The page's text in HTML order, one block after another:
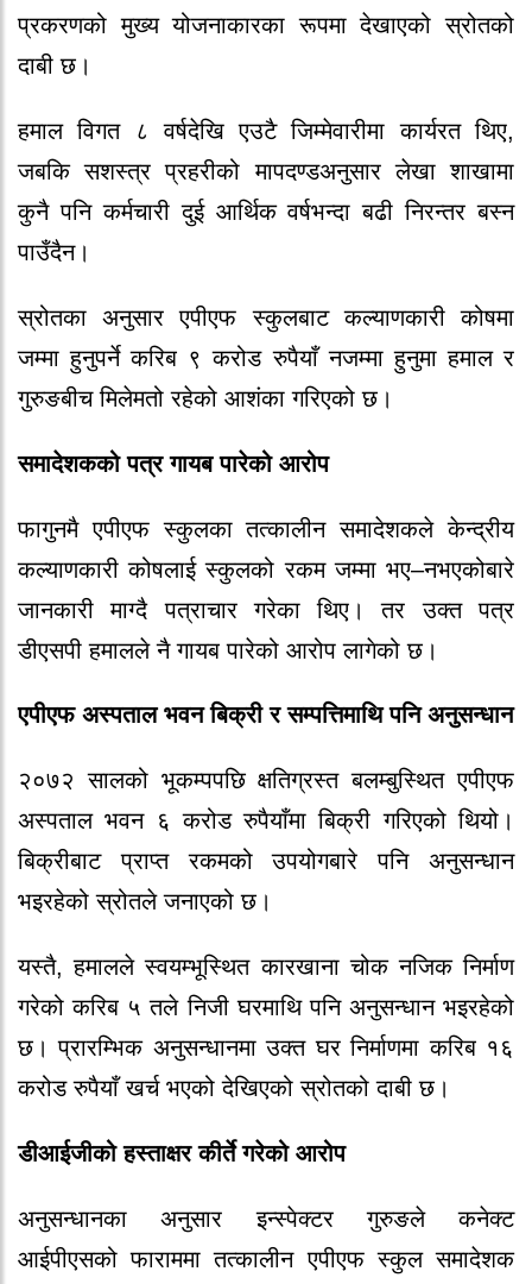
प्रकरणको मुख्य योजनाकारका रूपमा देखाएको स्रोतको
दाबी छ।
हमाल विगत ८ वर्षदेखि एउटै जिम्मेवारीमा कार्यरत थिए,
जबकि सशस्त्र प्रहरीको मापदण्डअनुसार लेखा शाखामा
कुनै पनि कर्मचारी दुई आर्थिक वर्षभन्दा बढी निरन्तर बस्न
पाउँदैन।
स्रोतका अनुसार एपीएफ स्कुलबाट कल्याणकारी कोषमा
जम्मा हुनुपर्ने करिब ९ करोड रुपैयाँ नजम्मा हुनुमा हमाल र
गुरुङबीच मिलेमतो रहेको आशंका गरिएको छ।
समादेशकको पत्र गायब पारेको आरोप
फागुनमै एपीएफ स्कुलका तत्कालीन समादेशकले केन्द्रीय
कल्याणकारी कोषलाई स्कुलको रकम जम्मा भए–नभएकोबारे
जानकारी माग्दै पत्राचार गरेका थिए। तर उक्त पत्र
डीएसपी हमालले नै गायब पारेको आरोप लागेको छ।
एपीएफ अस्पताल भवन बिक्री र सम्पत्तिमाथि पनि अनुसन्धान
२०७२ सालको भूकम्पपछि क्षतिग्रस्त बलम्बुस्थित एपीएफ
अस्पताल भवन ६ करोड रुपैयाँमा बिक्री गरिएको थियो।
बिक्रीबाट प्राप्त रकमको उपयोगबारे पनि अनुसन्धान
भइरहेको स्रोतले जनाएको छ।
यस्तै, हमालले स्वयम्भूस्थित कारखाना चोक नजिक निर्माण
गरेको करिब ५ तले निजी घरमाथि पनि अनुसन्धान भइरहेको
छ। प्रारम्भिक अनुसन्धानमा उक्त घर निर्माणमा करिब १६
करोड रुपैयाँ खर्च भएको देखिएको स्रोतको दाबी छ।
डीआईजीको हस्ताक्षर कीर्ते गरेको आरोप
अनुसन्धानका अनुसार इन्स्पेक्टर गुरुङले कनेक्ट
आईपीएसको फाराममा तत्कालीन एपीएफ स्कुल समादेशक